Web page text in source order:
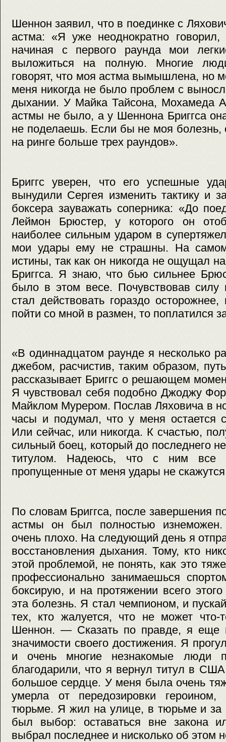
Шеннон заявил, что в поединке с
астма: «Я уже неоднократно
начиная с первого раунда мои
выложиться на полную. Многие
говорят, что моя астма вымышлена, но
меня никогда не было проблем с
дыхании. У Майка Тайсона, Мохамеда
астмы не было, а у Шеннона Бриггса
не поделаешь. Если бы не моя
на ринге больше трех раундов».
Бриггс уверен, что его успешные
вынудили Сергея изменить тактику и
боксера зауважать соперника: «До
Леймон Брюстер, у которого он
наиболее сильным ударом в
мои удары ему не страшны. На
истины, так как он никогда не ощущал
Бриггса. Я знаю, что бью сильнее
было в этом весе. Почувствовав силу
стал действовать гораздо
пойти со мной в размен, то поплатился
«В одиннадцатом раунде я несколько
джебом, расчистив, таким образом,
рассказывает Бриггс о решающем
Я чувствовал себя подобно Джоджу
Майклом Мурером. Послав Ляховича в
часы и подумал, что у меня остается
Или сейчас, или никогда. К счастью,
сильный боец, который до последнего
титулом. Надеюсь, что с ним все
пропущенные от меня удары не
По словам Бриггса, после завершения
астмы он был полностью
очень плохо. На следующий день я
восстановления дыхания. Тому, кто
этой проблемой, не понять, как это
профессионально занимаешься
боксирую, и на протяжении всего
эта болезнь. Я стал чемпионом, и
тех, кто жалуется, что не может
Шеннон. — Сказать по правде, я еще
значимости своего достижения. Я
и очень многие незнакомые люди
благодарили, что я вернул титул в
большое сердце. У меня была очень
умерла от передозировки
тюрьме. Я жил на улице, в тюрьме и
был выбор: оставаться вне закона
выбрал последнее и нисколько об этом